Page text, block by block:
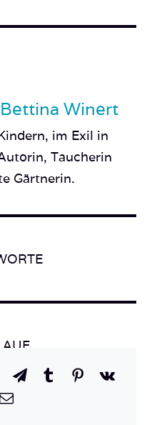
Bettina Winert
im Exil in
Taucherin
Gärtnerin.
AUF